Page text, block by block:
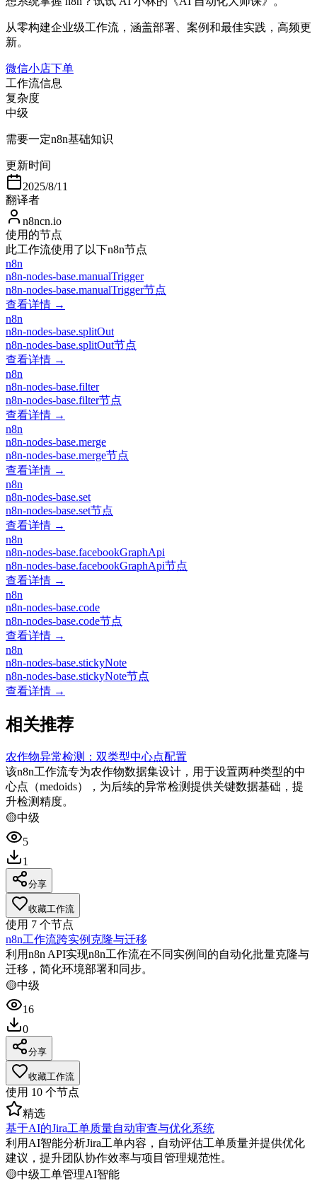
从零构建企业级工作流，涵盖部署、案例和最佳实践，高频更
新。
微信小店下单
工作流信息
复杂度
中级
需要一定n8n基础知识
更新时间
2025/8/11
翻译者
n8ncn.io
使用的节点
此工作流使用了以下n8n节点
n8n
n8n-nodes-base.manualTrigger
n8n-nodes-base.manualTrigger节点
查看详情 →
n8n
n8n-nodes-base.splitOut
n8n-nodes-base.splitOut节点
查看详情 →
n8n
n8n-nodes-base.filter
n8n-nodes-base.filter节点
查看详情 →
n8n
n8n-nodes-base.merge
n8n-nodes-base.merge节点
查看详情 →
n8n
n8n-nodes-base.set
n8n-nodes-base.set节点
查看详情 →
n8n
n8n-nodes-base.facebookGraphApi
n8n-nodes-base.facebookGraphApi节点
查看详情 →
n8n
n8n-nodes-base.code
n8n-nodes-base.code节点
查看详情 →
n8n
n8n-nodes-base.stickyNote
n8n-nodes-base.stickyNote节点
查看详情 →
相关推荐
农作物异常检测：双类型中心点配置
该n8n工作流专为农作物数据集设计，用于设置两种类型的中
心点（medoids），为后续的异常检测提供关键数据基础，提
升检测精度。
🟡中级
5
1
分享
收藏工作流
使用 7 个节点
n8n工作流跨实例克隆与迁移
利用n8n API实现n8n工作流在不同实例间的自动化批量克隆与
迁移，简化环境部署和同步。
🟡中级
16
0
分享
收藏工作流
使用 10 个节点
精选
基于AI的Jira工单质量自动审查与优化系统
利用AI智能分析Jira工单内容，自动评估工单质量并提供优化
建议，提升团队协作效率与项目管理规范性。
🟡中级工单管理AI智能